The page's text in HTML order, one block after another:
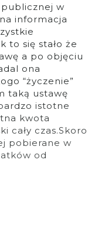
w
informacja
to się stało że
a po objęciu
ona
“życzenie”
taką ustawę
istotne
kwota
cały czas.Skoro
pobierane w
od